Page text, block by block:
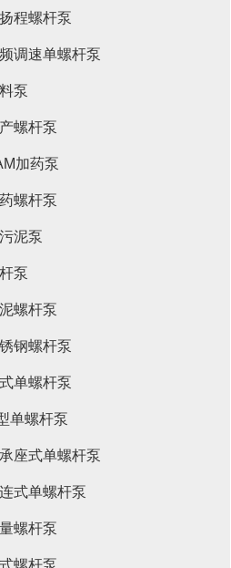
程螺杆泵
调速单螺杆泵
泵
螺杆泵
加药泵
螺杆泵
泥泵
泵
螺杆泵
钢螺杆泵
单螺杆泵
单螺杆泵
座式单螺杆泵
式单螺杆泵
螺杆泵
螺杆泵